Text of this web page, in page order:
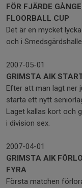
FÖR FJÄRDE
FLOORBALL CUP
Det är en mycket
och i
2007-05-01
GRIMSTA AIK
Efter att man lagt ner
starta ett nytt
Laget kallas kort och
i division sex.
2007-04-01
GRIMSTA AIK
FYRA
Första matchen